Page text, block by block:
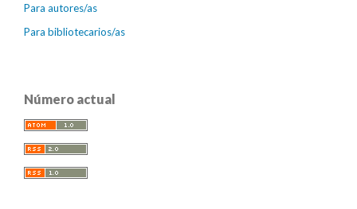
Para autores/as
Para bibliotecarios/as
Número actual